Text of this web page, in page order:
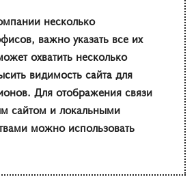
несколько
важно указать все их
охватить несколько
видимость сайта для
Для отображения связи
сайтом и локальными
можно использовать